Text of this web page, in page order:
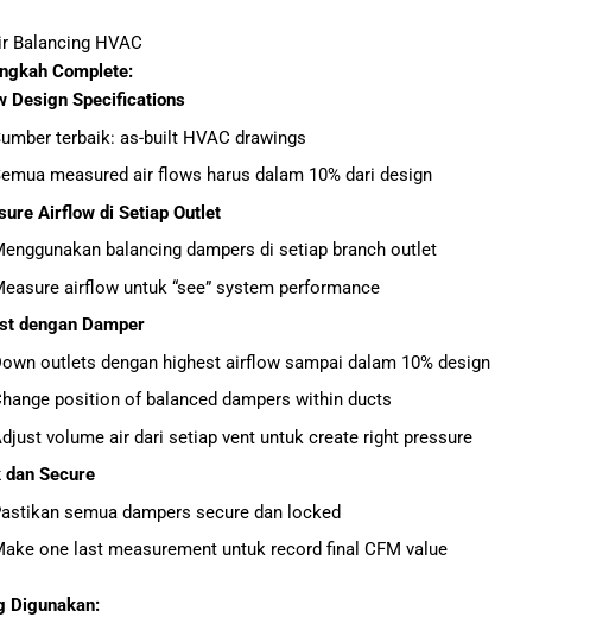
Balancing HVAC
Complete:
Design Specifications
terbaik: as-built HVAC drawings
measured air flows harus dalam 10% dari design
Airflow di Setiap Outlet
balancing dampers di setiap branch outlet
airflow untuk “see” system performance
dengan Damper
outlets dengan highest airflow sampai dalam 10% design
position of balanced dampers within ducts
volume air dari setiap vent untuk create right pressure
dan Secure
semua dampers secure dan locked
one last measurement untuk record final CFM value
Digunakan: